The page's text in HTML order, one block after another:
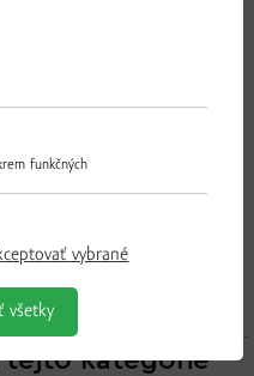
Chľaba; IČO: 36 232 645
tejto kategórie
funkčných
vybrané
všetky